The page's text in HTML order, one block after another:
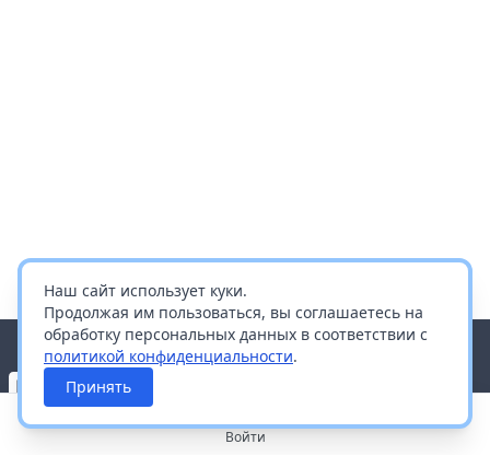
Наш сайт использует куки.
Продолжая им пользоваться, вы соглашаетесь на
обработку персональных данных в соответствии с
политикой конфиденциальности.
Принять
Войти